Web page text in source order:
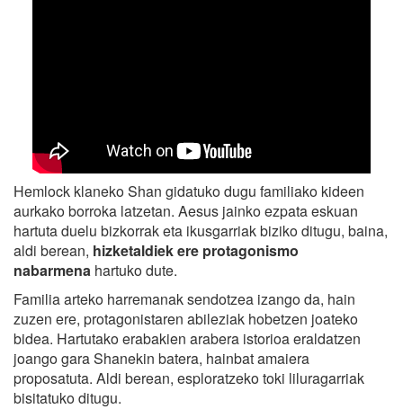
Hemlock klaneko Shan gidatuko dugu familiako kideen
aurkako borroka latzetan. Aesus jainko ezpata eskuan
hartuta duelu bizkorrak eta ikusgarriak biziko ditugu, baina,
aldi berean, hizketaldiek ere protagonismo
nabarmena hartuko dute.
Familia arteko harremanak sendotzea izango da, hain
zuzen ere, protagonistaren abileziak hobetzen joateko
bidea. Hartutako erabakien arabera istorioa eraldatzen
joango gara Shanekin batera, hainbat amaiera
proposatuta. Aldi berean, esploratzeko toki liluragarriak
bisitatuko ditugu.